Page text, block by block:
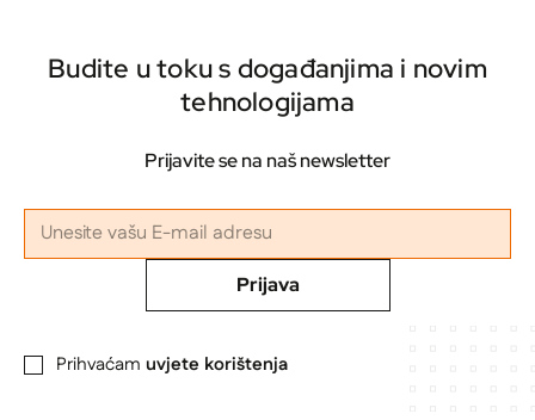
Budite u toku s događanjima i novim
tehnologijama
Prijavite se na naš newsletter
Prijava
Prihvaćam uvjete korištenja